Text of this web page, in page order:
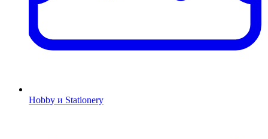
Hobby и Stationery